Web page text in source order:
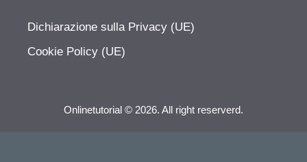
Dichiarazione sulla Privacy (UE)
Cookie Policy (UE)
Onlinetutorial © 2026. All right reserverd.